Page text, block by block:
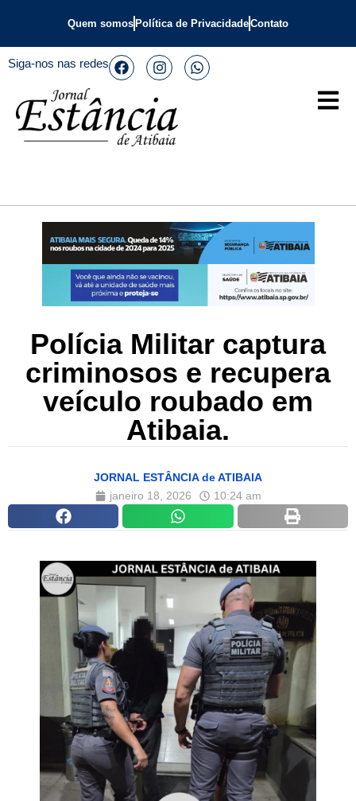
Quem somos Política de PrivacidadeContato
Siga-nos nas redes
Polícia Militar captura
criminosos e recupera
veículo roubado em
Atibaia.
JORNAL ESTÂNCIA de ATIBAIA
janeiro 18, 2026
10:24 am